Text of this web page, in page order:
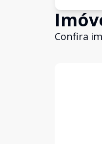
Confira